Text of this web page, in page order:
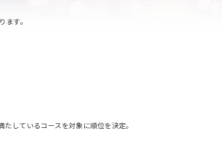
ます。
しているコースを対象に順位を決定。